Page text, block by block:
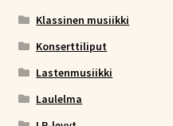
Klassinen musiikki
Konserttiliput
Lastenmusiikki
Laulelma